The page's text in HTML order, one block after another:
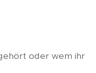
oder wem ihr